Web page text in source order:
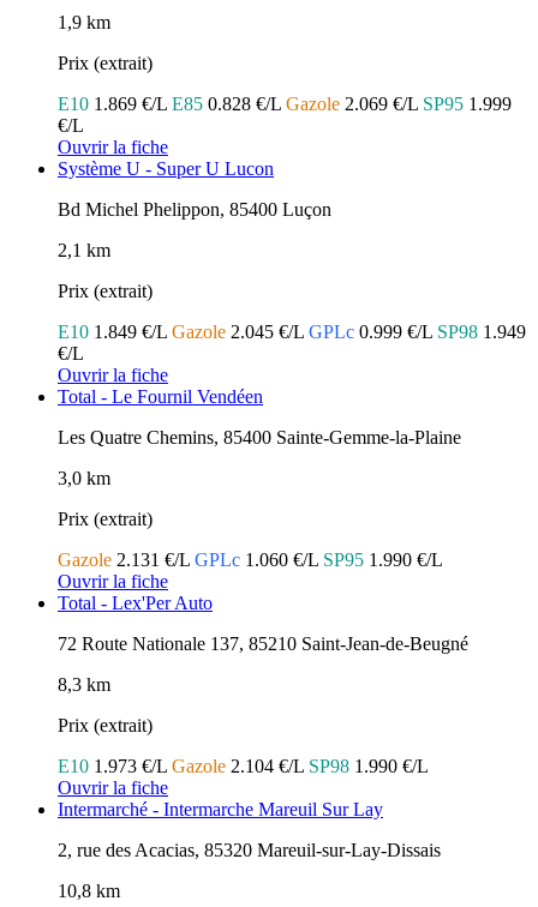
1,9 km
Prix (extrait)
E10 1.869 €/L E85 0.828 €/L Gazole 2.069 €/L SP95 1.999
€/L
Ouvrir la fiche
Système U - Super U Lucon
Bd Michel Phelippon, 85400 Luçon
2,1 km
Prix (extrait)
E10 1.849 €/L Gazole 2.045 €/L GPLc 0.999 €/L SP98 1.949
€/L
Ouvrir la fiche
Total - Le Fournil Vendéen
Les Quatre Chemins, 85400 Sainte-Gemme-la-Plaine
3,0 km
Prix (extrait)
Gazole 2.131 €/L GPLc 1.060 €/L SP95 1.990 €/L
Ouvrir la fiche
Total - Lex'Per Auto
72 Route Nationale 137, 85210 Saint-Jean-de-Beugné
8,3 km
Prix (extrait)
E10 1.973 €/L Gazole 2.104 €/L SP98 1.990 €/L
Ouvrir la fiche
Intermarché - Intermarche Mareuil Sur Lay
2, rue des Acacias, 85320 Mareuil-sur-Lay-Dissais
10,8 km